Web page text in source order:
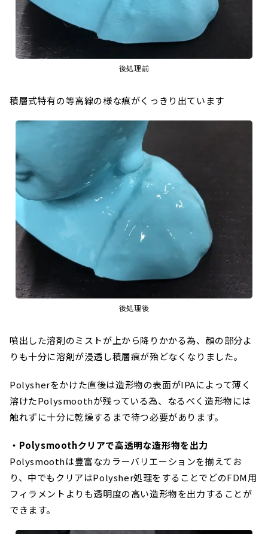
後処理前
積層式特有の等高線の様な痕がくっきり出ています
後処理後
噴出した溶剤のミストが上から降りかかる為、顔の部分よ
りも十分に溶剤が浸透し積層痕が殆どなくなりました。
Polysherをかけた直後は造形物の表面がIPAによって薄く
溶けたPolysmoothが残っている為、なるべく造形物には
触れずに十分に乾燥するまで待つ必要があります。
・Polysmoothクリアで高透明な造形物を出力
Polysmoothは豊富なカラーバリエーションを揃えてお
り、中でもクリアはPolysher処理をすることでどのFDM用
フィラメントよりも透明度の高い造形物を出力することが
できます。